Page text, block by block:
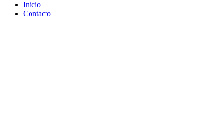
Inicio
Contacto